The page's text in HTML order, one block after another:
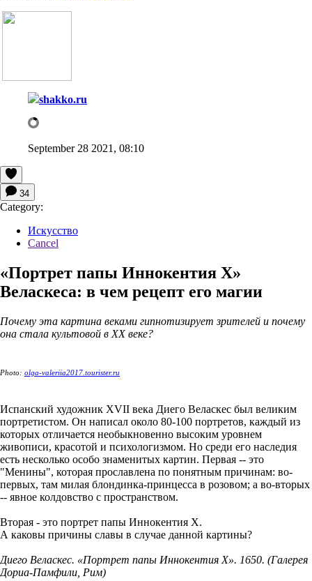
shakko.ru
September 28 2021, 08:10
34
Category:
Искусство
Cancel
«Портрет папы Иннокентия Х»
Веласкеса: в чем рецепт его магии
Почему эта картина веками гипнотизирует зрителей и почему
она стала культовой в ХХ веке?
Photo: olga-valeriia2017.tourister.ru
Испанский художник XVII века Диего Веласкес был великим
портретистом. Он написал около 80-100 портретов, каждый из
которых отличается необыкновенно высоким уровнем
живописи, красотой и психологизмом. Но среди его наследия
есть несколько особо знаменитых картин. Первая -- это
"Менины", которая прославлена по понятным причинам: во-
первых, там милая блондинка-принцесса в розовом; а во-вторых
-- явное колдовство с пространством.
Вторая - это портрет папы Иннокентия Х.
А каковы причины славы в случае данной картины?
Диего Веласкес. «Портрет папы Иннокентия Х». 1650. (Галерея
Дориа-Памфили, Рим)